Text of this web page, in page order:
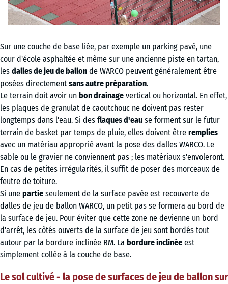
Sur une couche de base liée, par exemple un parking pavé, une
cour d'école asphaltée et même sur une ancienne piste en tartan,
les dalles de jeu de ballon de WARCO peuvent généralement être
posées directement sans autre préparation.
Le terrain doit avoir un bon drainage vertical ou horizontal. En effet,
les plaques de granulat de caoutchouc ne doivent pas rester
longtemps dans l'eau. Si des flaques d'eau se forment sur le futur
terrain de basket par temps de pluie, elles doivent être remplies
avec un matériau approprié avant la pose des dalles WARCO. Le
sable ou le gravier ne conviennent pas ; les matériaux s'envoleront.
En cas de petites irrégularités, il suffit de poser des morceaux de
feutre de toiture.
Si une partie seulement de la surface pavée est recouverte de
dalles de jeu de ballon WARCO, un petit pas se formera au bord de
la surface de jeu. Pour éviter que cette zone ne devienne un bord
d'arrêt, les côtés ouverts de la surface de jeu sont bordés tout
autour par la bordure inclinée RM. La bordure inclinée est
simplement collée à la couche de base.
Le sol cultivé - la pose de surfaces de jeu de ballon sur